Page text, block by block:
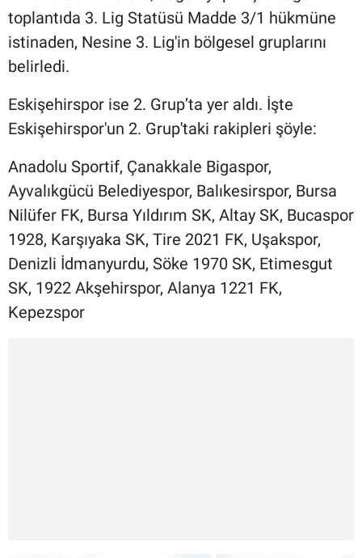
toplantıda 3. Lig Statüsü Madde 3/1 hükmüne
istinaden, Nesine 3. Lig'in bölgesel gruplarını
belirledi.
Eskişehirspor ise 2. Grup’ta yer aldı. İşte
Eskişehirspor'un 2. Grup'taki rakipleri şöyle:
Anadolu Sportif, Çanakkale Bigaspor,
Ayvalıkgücü Belediyespor, Balıkesirspor, Bursa
Nilüfer FK, Bursa Yıldırım SK, Altay SK, Bucaspor
1928, Karşıyaka SK, Tire 2021 FK, Uşakspor,
Denizli İdmanyurdu, Söke 1970 SK, Etimesgut
SK, 1922 Akşehirspor, Alanya 1221 FK,
Kepezspor